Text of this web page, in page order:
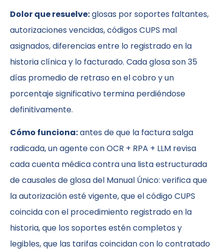
Dolor que resuelve:glosas por soportes faltantes,
autorizaciones vencidas, códigos CUPS mal
asignados, diferencias entre lo registrado en la
historia clínica y lo facturado. Cada glosa son 35
días promedio de retraso en el cobro y un
porcentaje significativo termina perdiéndose
definitivamente.
Cómo funciona:antes de que la factura salga
radicada, un agente con OCR + RPA + LLM revisa
cada cuenta médica contra una lista estructurada
de causales de glosa del Manual Único: verifica que
la autorización esté vigente, que el código CUPS
coincida con el procedimiento registrado en la
historia, que los soportes estén completos y
legibles, que las tarifas coincidan con lo contratado